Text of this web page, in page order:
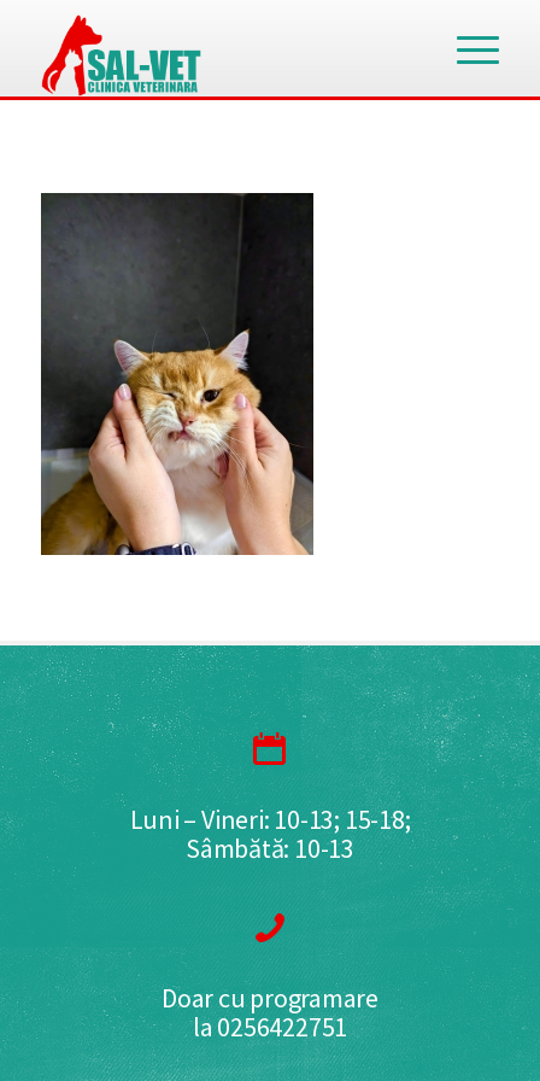
Luni – Vineri: 10-13; 15-18;
Sâmbătă: 10-13
Doar cu programare
la 0256422751